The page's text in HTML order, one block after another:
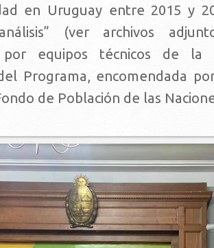
en Uruguay entre 2015 y
(ver archivos
por equipos técnicos de la
Programa, encomendada
de Población de las